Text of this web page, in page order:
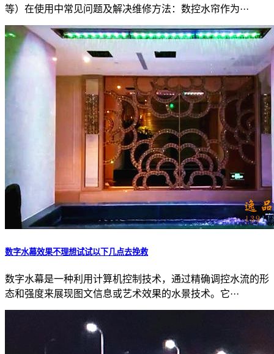
等）在使用中常见问题及解决维修方法：数控水帘作为···
数字水幕效果不理想试试以下几点去挽救
数字水幕是一种利用计算机控制技术，通过精确调控水流的形
态和强度来展现图文信息或艺术效果的水景技术。它···